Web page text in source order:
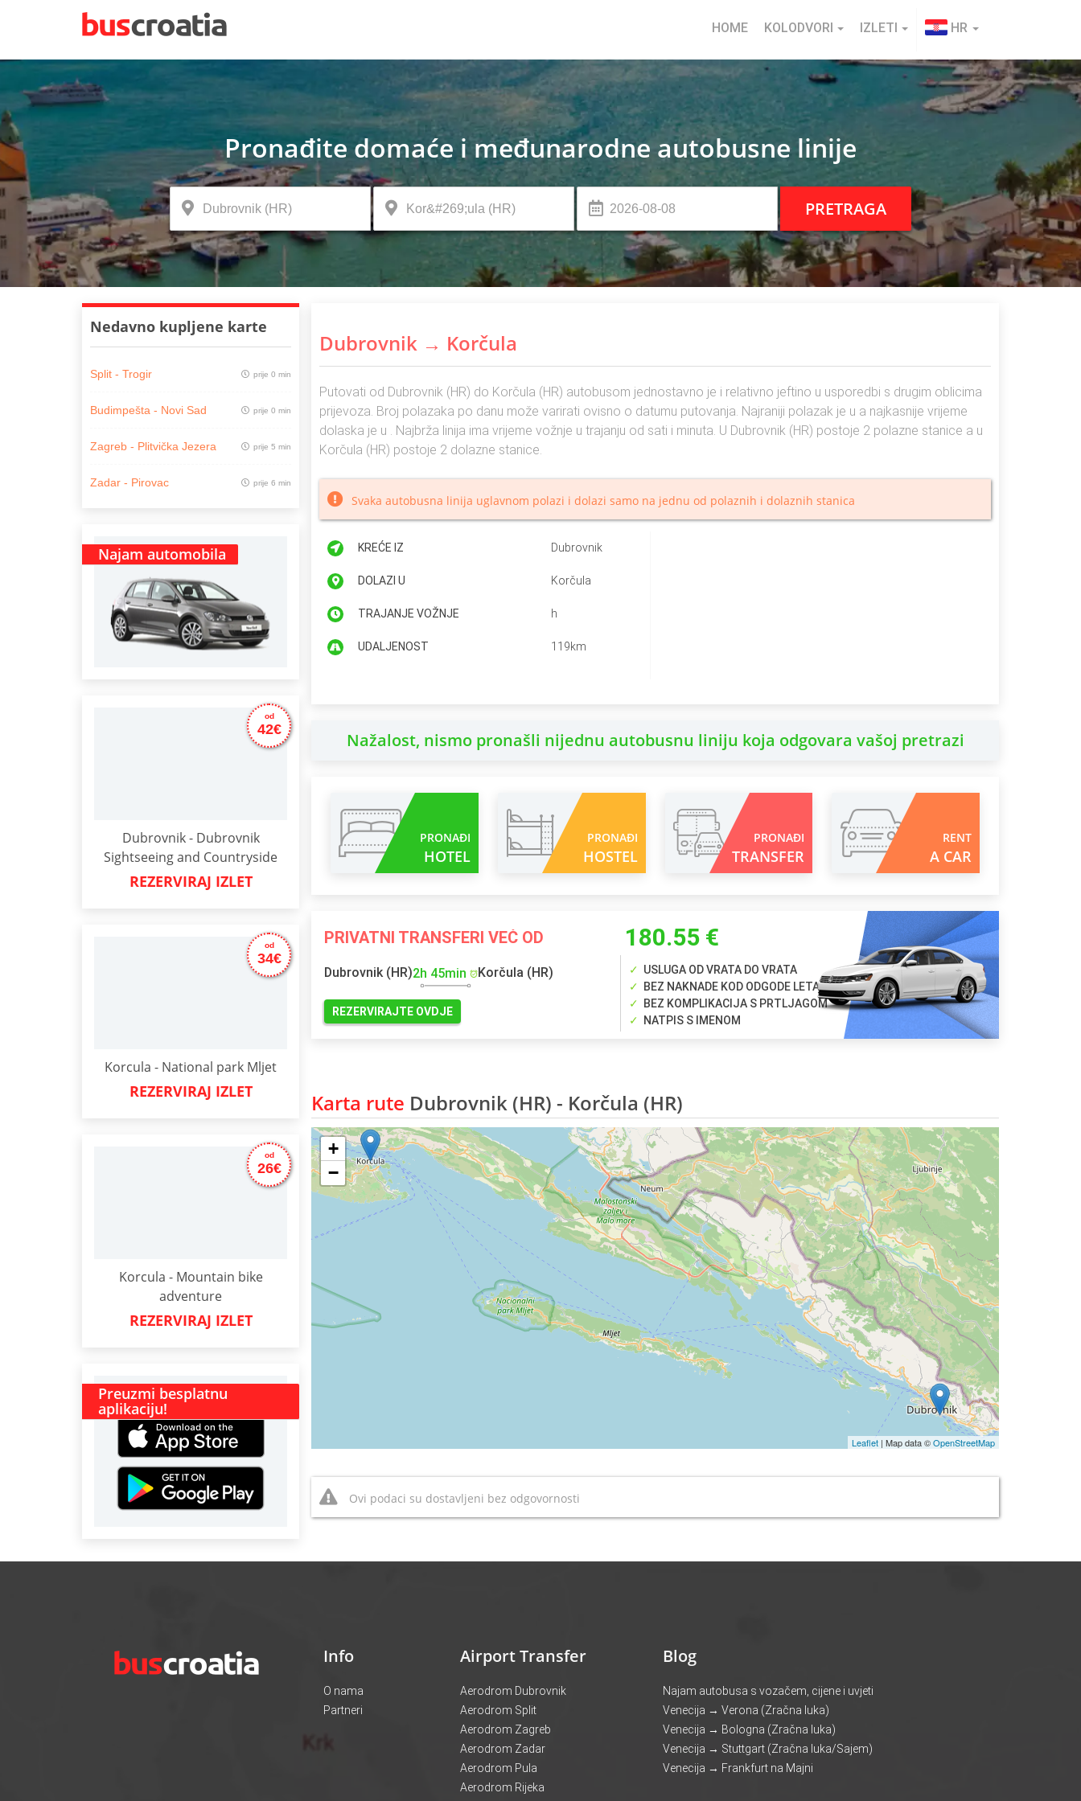
HOME KOLODVORI IZLETI HR
Pronađite domaće i međunarodne autobusne linije
PRETRAGA
Nedavno kupljene karte
Split - Trogir prije 0 min
Budimpešta - Novi Sad prije 0 min
Zagreb - Plitvička Jezera prije 5 min
Zadar - Pirovac prije 6 min
Najam automobila
Dubrovnik - Dubrovnik
Sightseeing and Countryside
od
42€
REZERVIRAJ IZLET
Korcula - National park Mljet
od
34€
REZERVIRAJ IZLET
Korcula - Mountain bike
adventure
od
26€
REZERVIRAJ IZLET
Preuzmi besplatnu
aplikaciju!
Dubrovnik → Korčula
Putovati od Dubrovnik (HR) do Korčula (HR) autobusom jednostavno je i relativno jeftino u usporedbi s drugim oblicima
prijevoza. Broj polazaka po danu može varirati ovisno o datumu putovanja. Najraniji polazak je u a najkasnije vrijeme
dolaska je u . Najbrža linija ima vrijeme vožnje u trajanju od sati i minuta. U Dubrovnik (HR) postoje 2 polazne stanice a u
Korčula (HR) postoje 2 dolazne stanice.
Svaka autobusna linija uglavnom polazi i dolazi samo na jednu od polaznih i dolaznih stanica
KREĆE IZ Dubrovnik
DOLAZI U Korčula
TRAJANJE VOŽNJE h
UDALJENOST 119km
Nažalost, nismo pronašli nijednu autobusnu liniju koja odgovara vašoj pretrazi
PRONAĐI
HOTEL
PRONAĐI
HOSTEL
PRONAĐI
TRANSFER
RENT
A CAR
PRIVATNI TRANSFERI VEĆ OD 180.55 €
Dubrovnik (HR)2h 45min Korčula (HR)
REZERVIRAJTE OVDJE
USLUGA OD VRATA DO VRATA
BEZ NAKNADE KOD ODGODE LETA
BEZ KOMPLIKACIJA S PRTLJAGOM
NATPIS S IMENOM
Karta rute Dubrovnik (HR) - Korčula (HR)
+
−
Leaflet | Map data ©OpenStreetMap
Ovi podaci su dostavljeni bez odgovornosti
Info
O nama
Partneri
Airport Transfer
Aerodrom Dubrovnik
Aerodrom Split
Aerodrom Zagreb
Aerodrom Zadar
Aerodrom Pula
Aerodrom Rijeka
Blog
Najam autobusa s vozačem, cijene i uvjeti
Venecija → Verona (Zračna luka)
Venecija → Bologna (Zračna luka)
Venecija → Stuttgart (Zračna luka/Sajem)
Venecija → Frankfurt na Majni